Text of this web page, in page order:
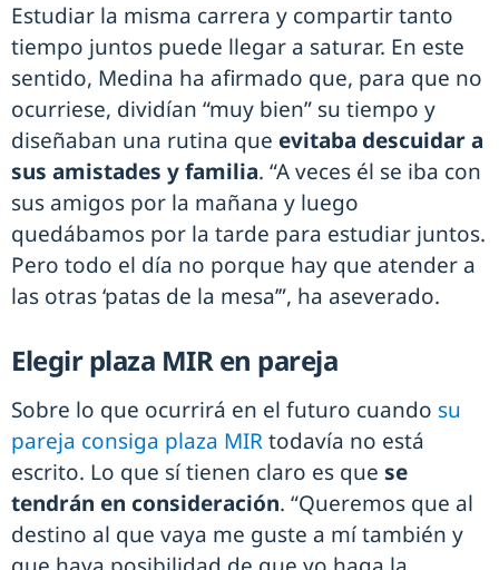
Estudiar la misma carrera y compartir tanto
tiempo juntos puede llegar a saturar. En este
sentido, Medina ha afirmado que, para que no
ocurriese, dividían “muy bien” su tiempo y
diseñaban una rutina que evitaba descuidar a
sus amistades y familia. “A veces él se iba con
sus amigos por la mañana y luego
quedábamos por la tarde para estudiar juntos.
Pero todo el día no porque hay que atender a
las otras ‘patas de la mesa’”, ha aseverado.
Elegir plaza MIR en pareja
Sobre lo que ocurrirá en el futuro cuando su
pareja consiga plaza MIRtodavía no está
escrito. Lo que sí tienen claro es que se
tendrán en consideración. “Queremos que al
destino al que vaya me guste a mí también y